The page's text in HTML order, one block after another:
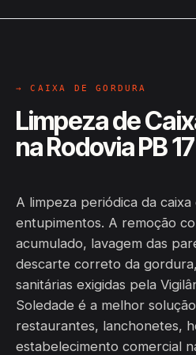
→ CAIXA DE GORDURA
Limpeza de
na Rodovia PB
A limpeza periódica da
entupimentos. A remoção
acumulado, lavagem das
descarte correto da
sanitárias exigidas pela
Soledade é a melhor
restaurantes, lanchonetes,
estabelecimento comercial